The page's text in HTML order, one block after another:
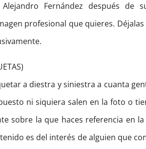
Fernández después de
profesional que quieres.
a diestra y siniestra a cuanta
ni siquiera salen en la foto o
sobre la que haces referencia en
es del interés de alguien que